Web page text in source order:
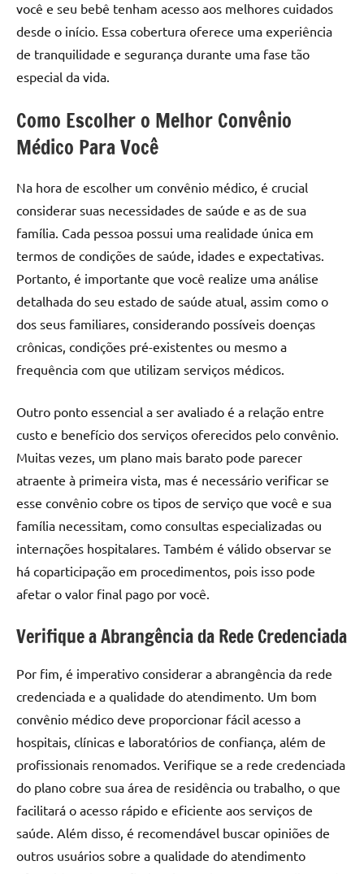
você e seu bebê tenham acesso aos melhores cuidados
desde o início. Essa cobertura oferece uma experiência
de tranquilidade e segurança durante uma fase tão
especial da vida.
Como Escolher o Melhor Convênio
Médico Para Você
Na hora de escolher um convênio médico, é crucial
considerar suas necessidades de saúde e as de sua
família. Cada pessoa possui uma realidade única em
termos de condições de saúde, idades e expectativas.
Portanto, é importante que você realize uma análise
detalhada do seu estado de saúde atual, assim como o
dos seus familiares, considerando possíveis doenças
crônicas, condições pré-existentes ou mesmo a
frequência com que utilizam serviços médicos.
Outro ponto essencial a ser avaliado é a relação entre
custo e benefício dos serviços oferecidos pelo convênio.
Muitas vezes, um plano mais barato pode parecer
atraente à primeira vista, mas é necessário verificar se
esse convênio cobre os tipos de serviço que você e sua
família necessitam, como consultas especializadas ou
internações hospitalares. Também é válido observar se
há coparticipação em procedimentos, pois isso pode
afetar o valor final pago por você.
Verifique a Abrangência da Rede Credenciada
Por fim, é imperativo considerar a abrangência da rede
credenciada e a qualidade do atendimento. Um bom
convênio médico deve proporcionar fácil acesso a
hospitais, clínicas e laboratórios de confiança, além de
profissionais renomados. Verifique se a rede credenciada
do plano cobre sua área de residência ou trabalho, o que
facilitará o acesso rápido e eficiente aos serviços de
saúde. Além disso, é recomendável buscar opiniões de
outros usuários sobre a qualidade do atendimento